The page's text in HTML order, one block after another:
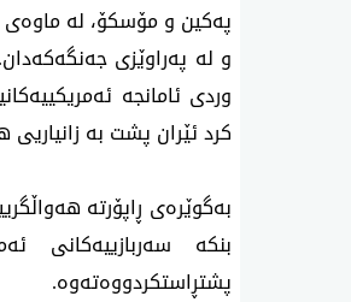
و له‌ په‌راوێزی
وردی ئامانجە
کرد ئێران پشت بە
بەگوێرەی ڕاپۆرتە
بنکە سەربازییەکانی
پشتڕاستکردووەتەوە.